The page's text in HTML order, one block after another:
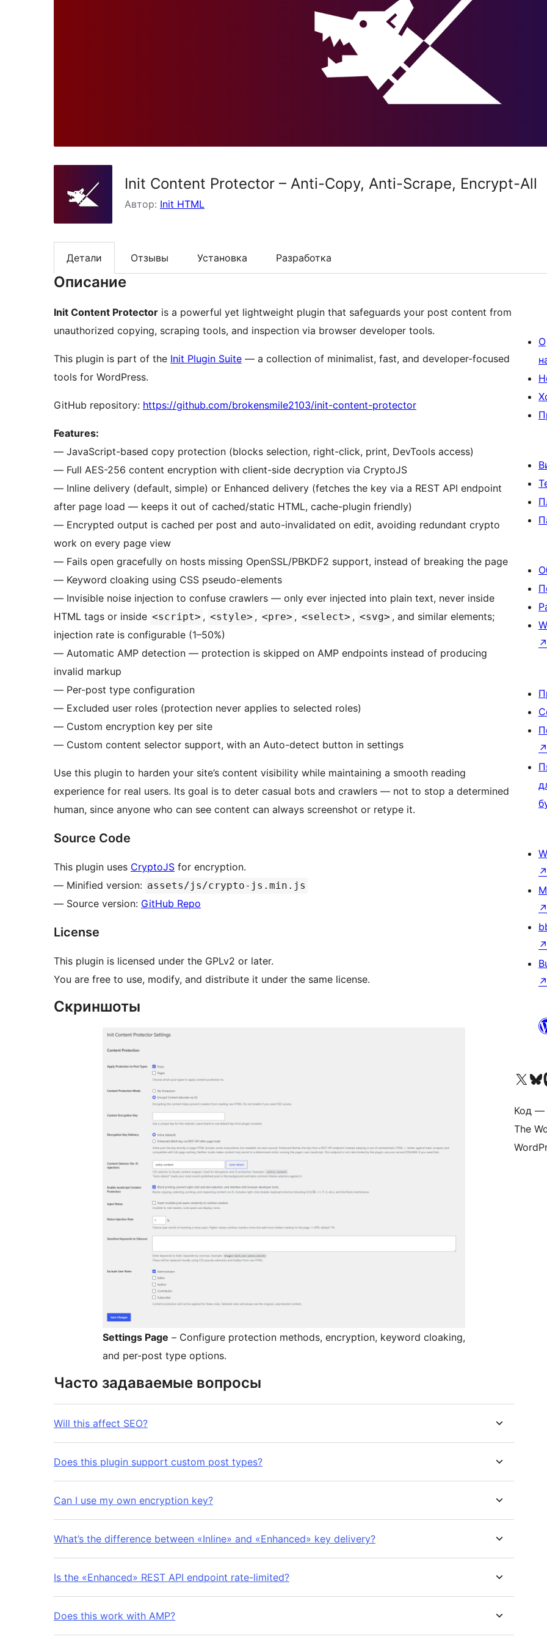
Init Content Protector – Anti-Copy, Anti-Scrape, Encrypt-All
Автор: Init HTML
Детали Отзывы Установка Разработка
Описание
Init Content Protector is a powerful yet lightweight plugin that safeguards your post content from
unauthorized copying, scraping tools, and inspection via browser developer tools.
This plugin is part of the Init Plugin Suite — a collection of minimalist, fast, and developer-focused
tools for WordPress.
GitHub repository: https://github.com/brokensmile2103/init-content-protector
Features:
— JavaScript-based copy protection (blocks selection, right-click, print, DevTools access)
— Full AES-256 content encryption with client-side decryption via CryptoJS
— Inline delivery (default, simple) or Enhanced delivery (fetches the key via a REST API endpoint
after page load — keeps it out of cached/static HTML, cache-plugin friendly)
— Encrypted output is cached per post and auto-invalidated on edit, avoiding redundant crypto
work on every page view
— Fails open gracefully on hosts missing OpenSSL/PBKDF2 support, instead of breaking the page
— Keyword cloaking using CSS pseudo-elements
— Invisible noise injection to confuse crawlers — only ever injected into plain text, never inside
HTML tags or inside <script> , <style> , <pre> , <select> , <svg> , and similar elements;
injection rate is configurable (1–50%)
— Automatic AMP detection — protection is skipped on AMP endpoints instead of producing
invalid markup
— Per-post type configuration
— Excluded user roles (protection never applies to selected roles)
— Custom encryption key per site
— Custom content selector support, with an Auto-detect button in settings
Use this plugin to harden your site’s content visibility while maintaining a smooth reading
experience for real users. Its goal is to deter casual bots and crawlers — not to stop a determined
human, since anyone who can see content can always screenshot or retype it.
Source Code
This plugin uses CryptoJS for encryption.
— Minified version: assets/js/crypto-js.min.js
— Source version: GitHub Repo
License
This plugin is licensed under the GPLv2 or later.
You are free to use, modify, and distribute it under the same license.
Скриншоты
Settings Page – Configure protection methods, encryption, keyword cloaking,
and per-post type options.
Часто задаваемые вопросы
Will this affect SEO?
Does this plugin support custom post types?
Can I use my own encryption key?
What’s the difference between «Inline» and «Enhanced» key delivery?
Is the «Enhanced» REST API endpoint rate-limited?
Does this work with AMP?
О
↗
↗
↗
↗
↗
↗
Посетите нас в
Посетите
Код —
The